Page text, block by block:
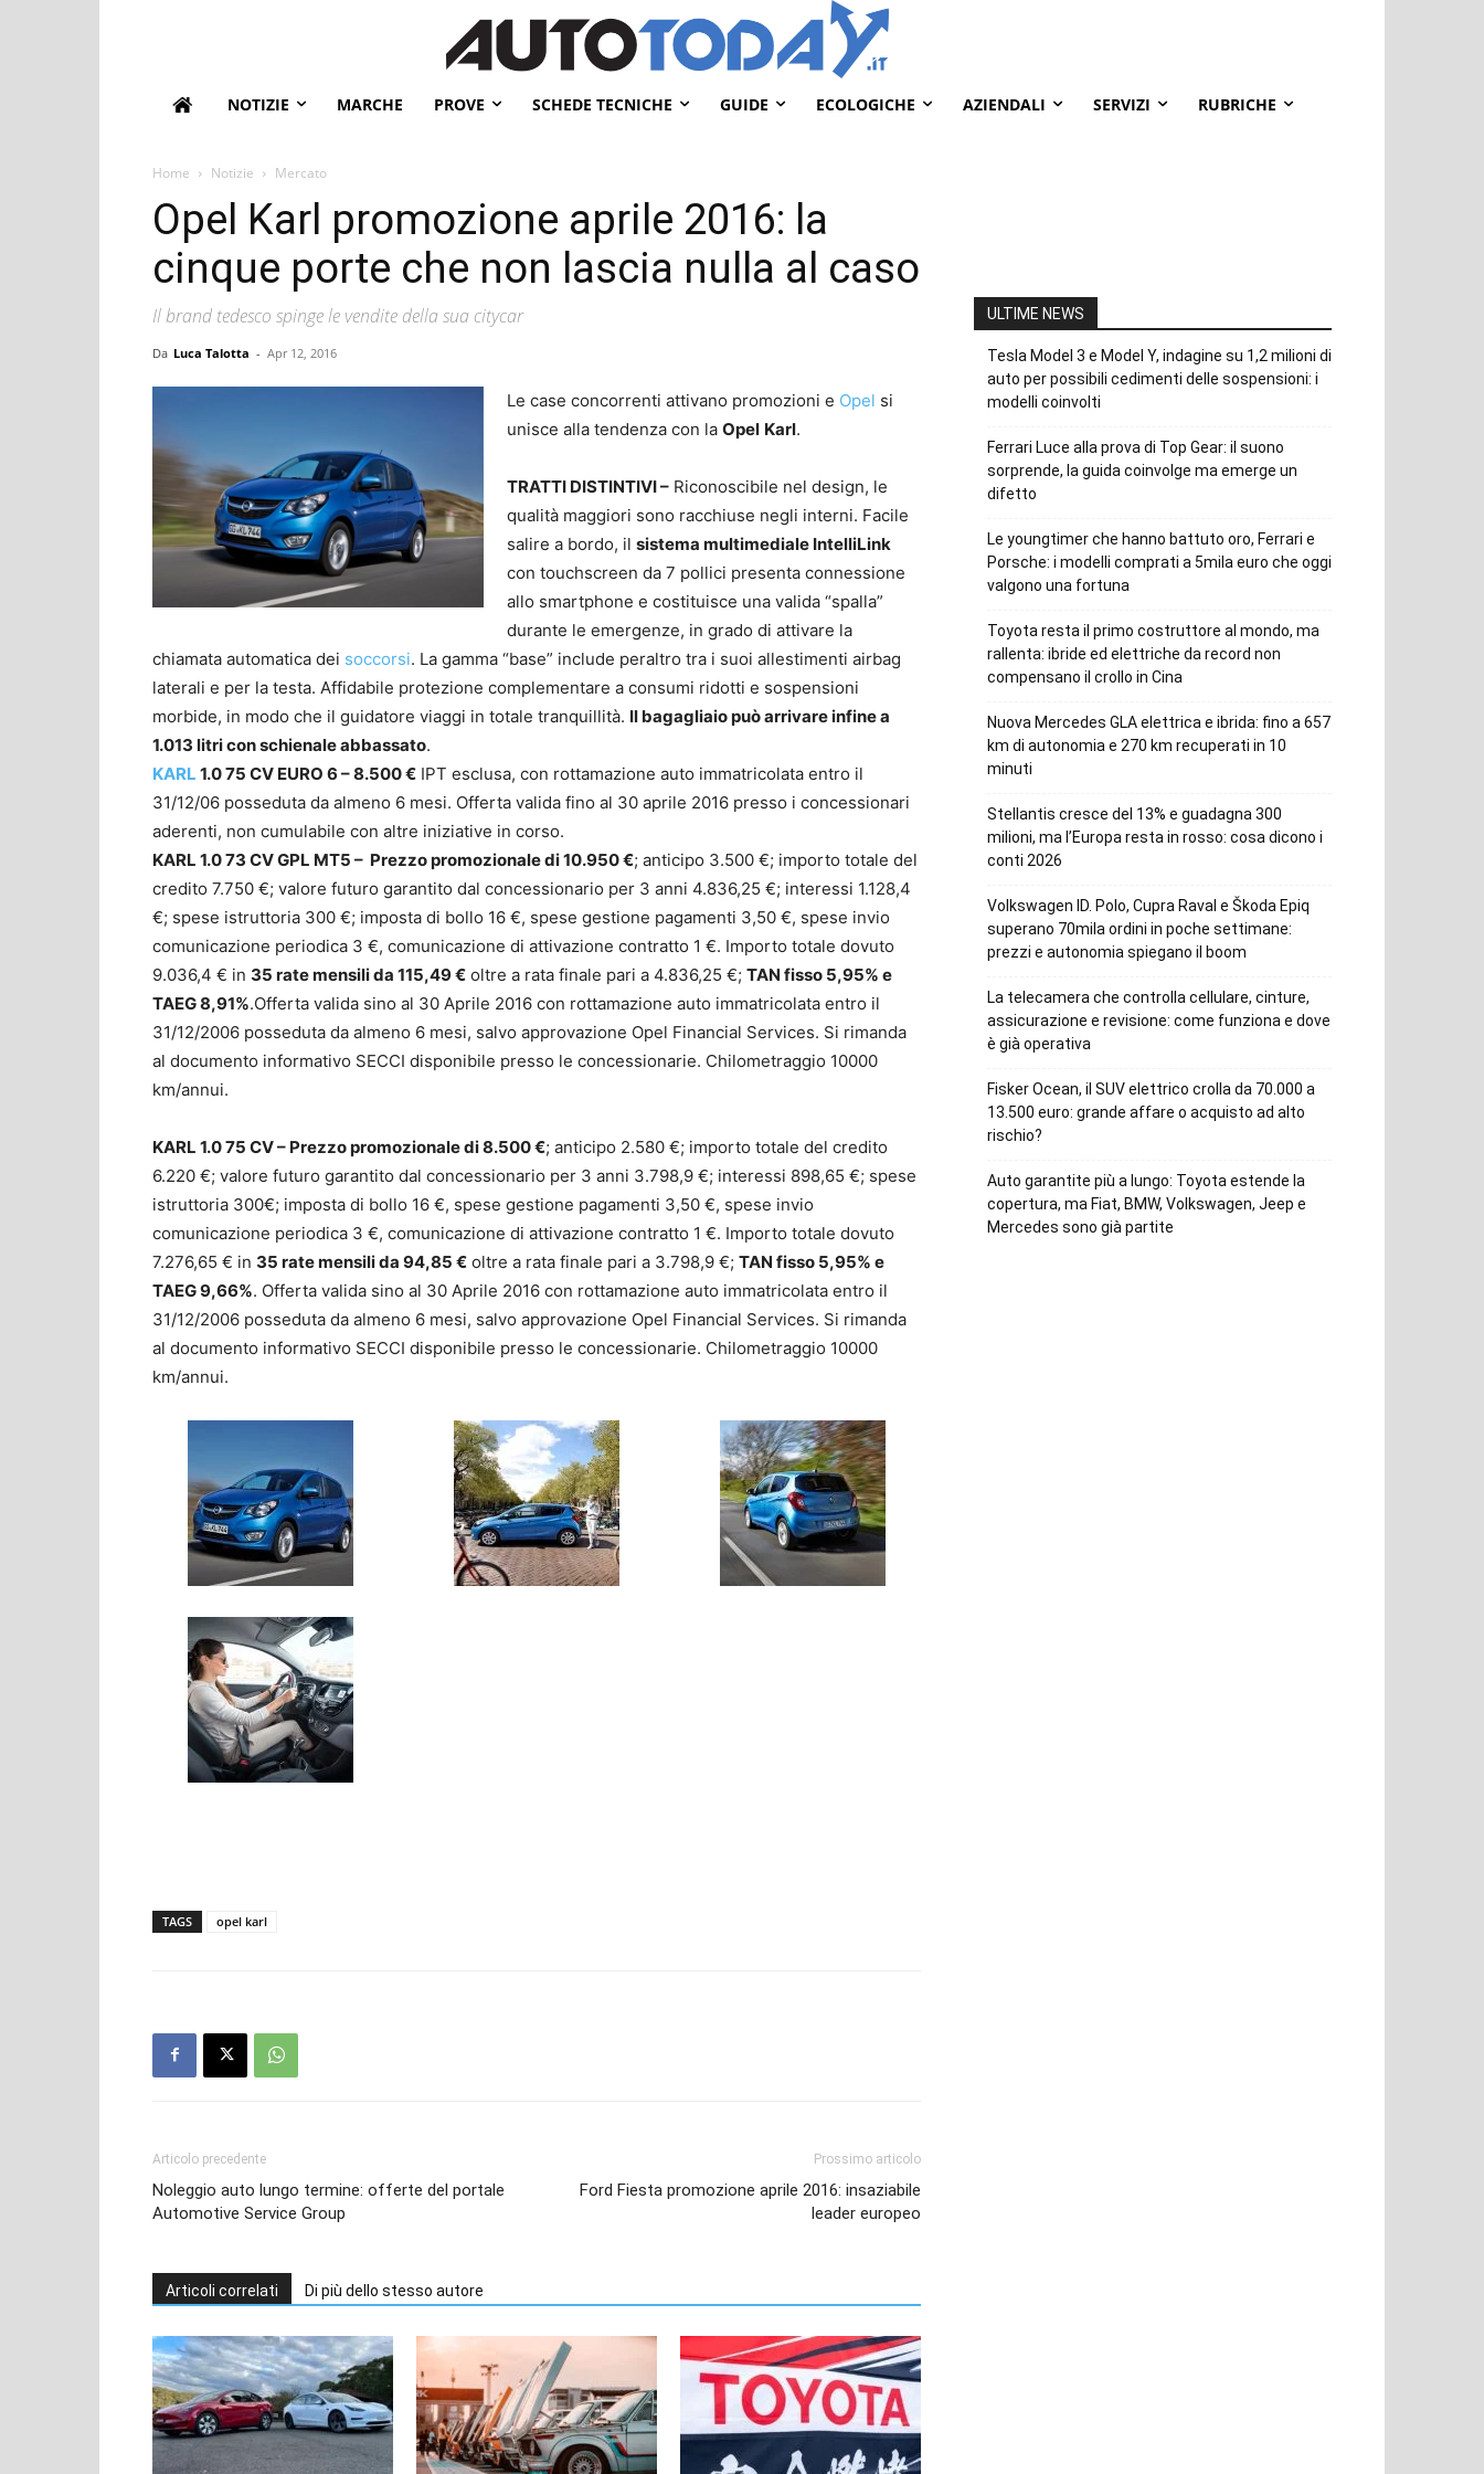
NOTIZIE MARCHE PROVE SCHEDE TECNICHE GUIDE ECOLOGICHE AZIENDALI SERVIZI RUBRICHE
Home Notizie Mercato
Opel Karl promozione aprile 2016: la
cinque porte che non lascia nulla al caso
Il brand tedesco spinge le vendite della sua citycar
Da Luca Talotta - Apr 12, 2016
Le case concorrenti attivano promozioni e Opel si
unisce alla tendenza con la Opel Karl.
TRATTI DISTINTIVI – Riconoscibile nel design, le
qualità maggiori sono racchiuse negli interni. Facile
salire a bordo, il sistema multimediale IntelliLink
con touchscreen da 7 pollici presenta connessione
allo smartphone e costituisce una valida “spalla”
durante le emergenze, in grado di attivare la
chiamata automatica dei soccorsi. La gamma “base” include peraltro tra i suoi allestimenti airbag
laterali e per la testa. Affidabile protezione complementare a consumi ridotti e sospensioni
morbide, in modo che il guidatore viaggi in totale tranquillità. Il bagagliaio può arrivare infine a
1.013 litri con schienale abbassato.
KARL 1.0 75 CV EURO 6 – 8.500 € IPT esclusa, con rottamazione auto immatricolata entro il
31/12/06 posseduta da almeno 6 mesi. Offerta valida fino al 30 aprile 2016 presso i concessionari
aderenti, non cumulabile con altre iniziative in corso.
KARL 1.0 73 CV GPL MT5 – Prezzo promozionale di 10.950 €; anticipo 3.500 €; importo totale del
credito 7.750 €; valore futuro garantito dal concessionario per 3 anni 4.836,25 €; interessi 1.128,4
€; spese istruttoria 300 €; imposta di bollo 16 €, spese gestione pagamenti 3,50 €, spese invio
comunicazione periodica 3 €, comunicazione di attivazione contratto 1 €. Importo totale dovuto
9.036,4 € in 35 rate mensili da 115,49 € oltre a rata finale pari a 4.836,25 €; TAN fisso 5,95% e
TAEG 8,91%.Offerta valida sino al 30 Aprile 2016 con rottamazione auto immatricolata entro il
31/12/2006 posseduta da almeno 6 mesi, salvo approvazione Opel Financial Services. Si rimanda
al documento informativo SECCI disponibile presso le concessionarie. Chilometraggio 10000
km/annui.
KARL 1.0 75 CV – Prezzo promozionale di 8.500 €; anticipo 2.580 €; importo totale del credito
6.220 €; valore futuro garantito dal concessionario per 3 anni 3.798,9 €; interessi 898,65 €; spese
istruttoria 300€; imposta di bollo 16 €, spese gestione pagamenti 3,50 €, spese invio
comunicazione periodica 3 €, comunicazione di attivazione contratto 1 €. Importo totale dovuto
7.276,65 € in 35 rate mensili da 94,85 € oltre a rata finale pari a 3.798,9 €; TAN fisso 5,95% e
TAEG 9,66%. Offerta valida sino al 30 Aprile 2016 con rottamazione auto immatricolata entro il
31/12/2006 posseduta da almeno 6 mesi, salvo approvazione Opel Financial Services. Si rimanda
al documento informativo SECCI disponibile presso le concessionarie. Chilometraggio 10000
km/annui.
TAGS opel karl
Articolo precedente
Noleggio auto lungo termine: offerte del portale
Automotive Service Group
Prossimo articolo
Ford Fiesta promozione aprile 2016: insaziabile
leader europeo
Articoli correlati Di più dello stesso autore
ULTIME NEWS
Tesla Model 3 e Model Y, indagine su 1,2 milioni di
auto per possibili cedimenti delle sospensioni: i
modelli coinvolti
Ferrari Luce alla prova di Top Gear: il suono
sorprende, la guida coinvolge ma emerge un
difetto
Le youngtimer che hanno battuto oro, Ferrari e
Porsche: i modelli comprati a 5mila euro che oggi
valgono una fortuna
Toyota resta il primo costruttore al mondo, ma
rallenta: ibride ed elettriche da record non
compensano il crollo in Cina
Nuova Mercedes GLA elettrica e ibrida: fino a 657
km di autonomia e 270 km recuperati in 10
minuti
Stellantis cresce del 13% e guadagna 300
milioni, ma l’Europa resta in rosso: cosa dicono i
conti 2026
Volkswagen ID. Polo, Cupra Raval e Škoda Epiq
superano 70mila ordini in poche settimane:
prezzi e autonomia spiegano il boom
La telecamera che controlla cellulare, cinture,
assicurazione e revisione: come funziona e dove
è già operativa
Fisker Ocean, il SUV elettrico crolla da 70.000 a
13.500 euro: grande affare o acquisto ad alto
rischio?
Auto garantite più a lungo: Toyota estende la
copertura, ma Fiat, BMW, Volkswagen, Jeep e
Mercedes sono già partite